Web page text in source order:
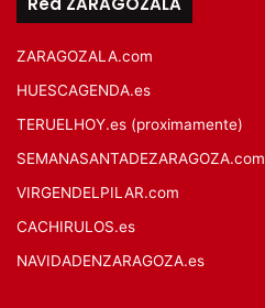
ZARAGOZALA.com
HUESCAGENDA.es
TERUELHOY.es (proximamente)
SEMANASANTADEZARAGOZA.com
VIRGENDELPILAR.com
CACHIRULOS.es
NAVIDADENZARAGOZA.es